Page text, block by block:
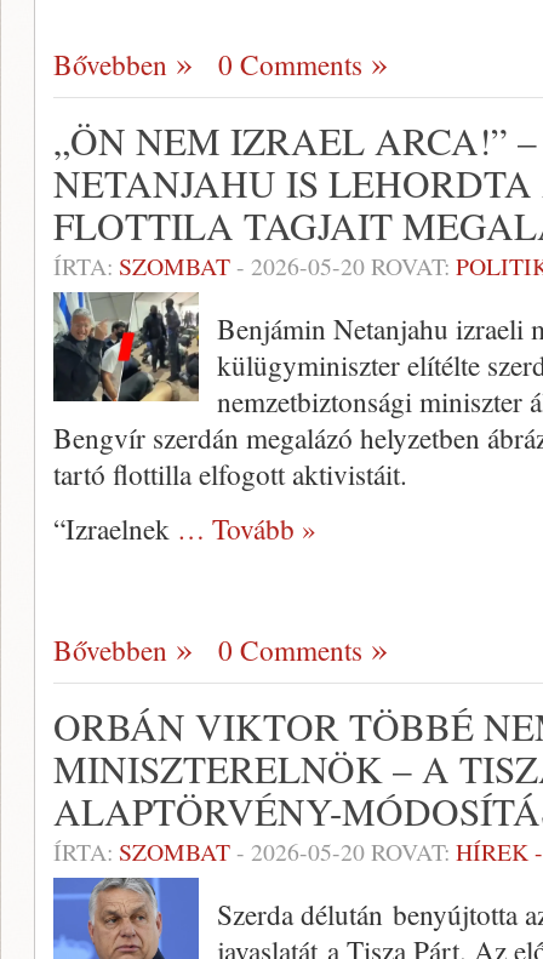
Bővebben 0 Comments
„ÖN NEM IZRAEL ARCA!”
NETANJAHU IS
FLOTTILA TAGJAIT
ÍRTA: SZOMBAT- 2026-05-20ROVAT:
Benjámin Netanjahu izraeli
külügyminiszter elítélte
nemzetbiztonsági miniszter
Bengvír szerdán megalázó helyzetben
tartó flottilla elfogott aktivistáit.
“Izraelnek … Tovább »
Bővebben 0 Comments
ORBÁN VIKTOR TÖBBÉ
MINISZTERELNÖK – A
ALAPTÖRVÉNY-
ÍRTA: SZOMBAT- 2026-05-20ROVAT: HÍREK
Szerda délután benyújtotta
javaslatát a Tisza Párt. Az